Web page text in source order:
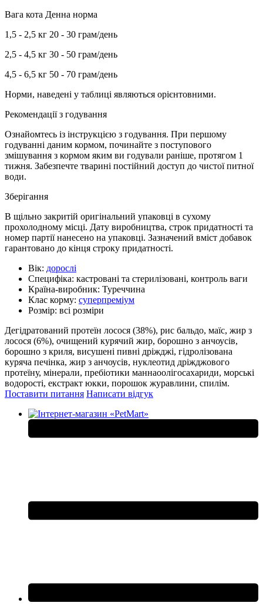
Вага кота Денна норма
1,5 - 2,5 кг 20 - 30 грам/день
2,5 - 4,5 кг 30 - 50 грам/день
4,5 - 6,5 кг 50 - 70 грам/день
Норми, наведені у таблиці являються орієнтовними.
Рекомендації з годування
Ознайомтесь із інструкцією з годування. При першому
годуванні даним кормом, починайте з поступового
змішування з кормом яким ви годували раніше, протягом 1
тижня. Забезпечте тварині постійний доступ до чистої питної
води.
Зберігання
В щільно закритій оригінальний упаковці в сухому
прохолодному місці. Дату виробництва, строк придатності та
номер партії нанесено на упаковці. Зазначений вміст добавок
гарантовано до кінця строку придатності.
Вік: дорослі
Специфіка: кастровані та стерилізовані, контроль ваги
Країна-виробник: Туреччина
Клас корму: суперпреміум
Розмір: всі розміри
Дегідратований протеїн лосося (38%), рис бальдо, маїс, жир з
лосося (6%), очищений курячий жир, борошно з анчоусів,
борошно з криля, висушені пивні дріжджі, гідролізована
куряча печінка, жир з анчоусів, нуклеотид дріжджового
протеїну, мінерали, пребіотики маннаоолігосахариди, морські
водорості, екстракт юкки, порошок журавлини, спилім.
Поставити питання Написати відгук